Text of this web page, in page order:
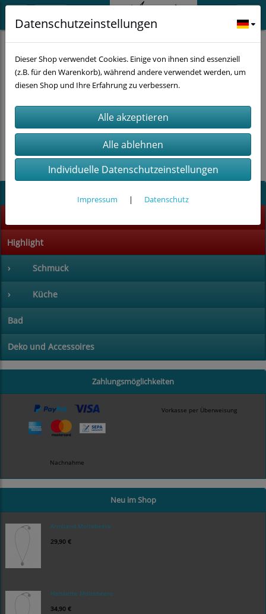
Highlight
› Schmuck
› Küche
Bad
Deko und Accessoires
Zahlungsmöglichkeiten
Vorkasse per Überweisung
Nachnahme
Neu im Shop
Armband Moltebeere
29,90 €
Halskette Moltebeere
34,90 €
Die EU-Kommission stellt eine Plattform für außergerichtliche
Streitschlichtung bereit. Verbrauchern gibt dies die Möglichkeit,
Streitigkeiten im Zusammenhang mit ihrer Online-Bestellung zunächst
hier:http://ec.europa.eu/consumers/odr/
Unsere E-Mail für Verbraucherbeschwerden lautet: :::Ihr
Datenschutzeinstellungen
Dieser Shop verwendet Cookies. Einige von ihnen sind essenziell
(z.B. für den Warenkorb), während andere verwendet werden, um
diesen Shop und Ihre Erfahrung zu verbessern.
Individuelle Datenschutzeinstellungen
Impressum | Datenschutz